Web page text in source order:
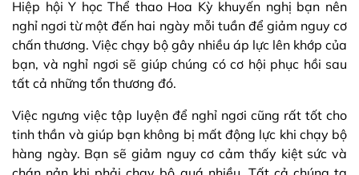
Hiệp hội Y học Thể thao Hoa Kỳ khuyến nghị bạn nên
nghỉ ngơi từ một đến hai ngày mỗi tuần để giảm nguy cơ
chấn thương. Việc chạy bộ gây nhiều áp lực lên khớp của
bạn, và nghỉ ngơi sẽ giúp chúng có cơ hội phục hồi sau
tất cả những tổn thương đó.
Việc ngưng việc tập luyện để nghỉ ngơi cũng rất tốt cho
tinh thần và giúp bạn không bị mất động lực khi chạy bộ
hàng ngày. Bạn sẽ giảm nguy cơ cảm thấy kiệt sức và